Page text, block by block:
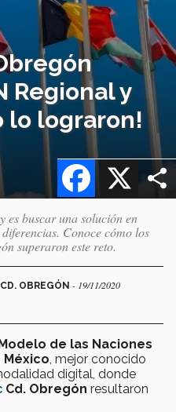
Regional y
lo lograron!
X
Facebook
es buscar una solución en
Conoce cómo los
superaron este reto.
OBREGÓN - 19/11/2020
de las Naciones
México , mejor conocido
digital, donde
Cd. Obregón resultaron